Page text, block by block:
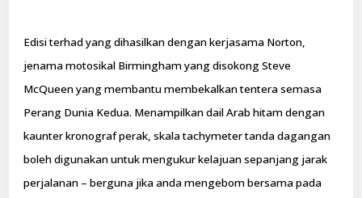
Edisi terhad yang dihasilkan dengan kerjasama Norton,
jenama motosikal Birmingham yang disokong Steve
McQueen yang membantu membekalkan tentera semasa
Perang Dunia Kedua. Menampilkan dail Arab hitam dengan
kaunter kronograf perak, skala tachymeter tanda dagangan
boleh digunakan untuk mengukur kelajuan sepanjang jarak
perjalanan – berguna jika anda mengebom bersama pada